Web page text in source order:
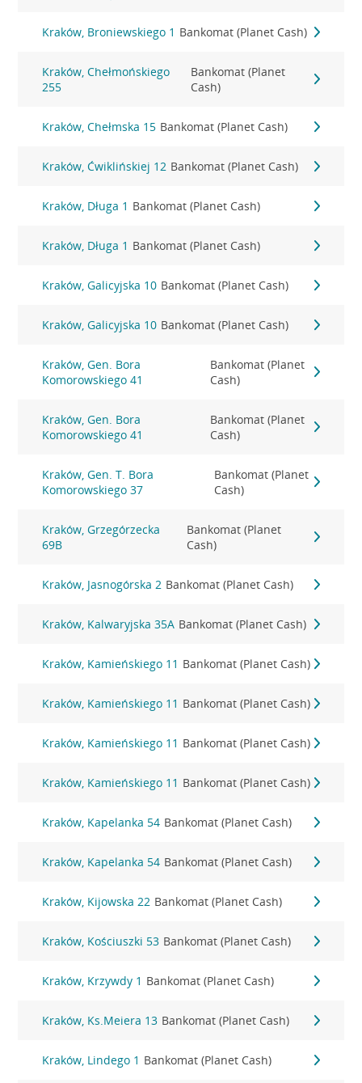
Kraków, Broniewskiego 1 Bankomat (Planet Cash)
Kraków, Chełmońskiego
255
Bankomat (Planet
Cash)
Kraków, Chełmska 15 Bankomat (Planet Cash)
Kraków, Ćwiklińskiej 12 Bankomat (Planet Cash)
Kraków, Długa 1 Bankomat (Planet Cash)
Kraków, Długa 1 Bankomat (Planet Cash)
Kraków, Galicyjska 10 Bankomat (Planet Cash)
Kraków, Galicyjska 10 Bankomat (Planet Cash)
Kraków, Gen. Bora
Komorowskiego 41
Bankomat (Planet
Cash)
Kraków, Gen. Bora
Komorowskiego 41
Bankomat (Planet
Cash)
Kraków, Gen. T. Bora
Komorowskiego 37
Bankomat (Planet
Cash)
Kraków, Grzegórzecka
69B
Bankomat (Planet
Cash)
Kraków, Jasnogórska 2 Bankomat (Planet Cash)
Kraków, Kalwaryjska 35A Bankomat (Planet Cash)
Kraków, Kamieńskiego 11 Bankomat (Planet Cash)
Kraków, Kamieńskiego 11 Bankomat (Planet Cash)
Kraków, Kamieńskiego 11 Bankomat (Planet Cash)
Kraków, Kamieńskiego 11 Bankomat (Planet Cash)
Kraków, Kapelanka 54 Bankomat (Planet Cash)
Kraków, Kapelanka 54 Bankomat (Planet Cash)
Kraków, Kijowska 22 Bankomat (Planet Cash)
Kraków, Kościuszki 53 Bankomat (Planet Cash)
Kraków, Krzywdy 1 Bankomat (Planet Cash)
Kraków, Ks.Meiera 13 Bankomat (Planet Cash)
Kraków, Lindego 1 Bankomat (Planet Cash)